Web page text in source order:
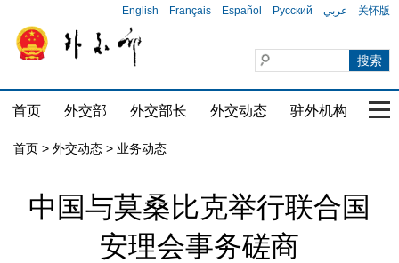
English Français Español Русский عربي 关怀版
首页 外交部 外交部长 外交动态 驻外机构 国
首页 > 外交动态 > 业务动态
中国与莫桑比克举行联合国
安理会事务磋商